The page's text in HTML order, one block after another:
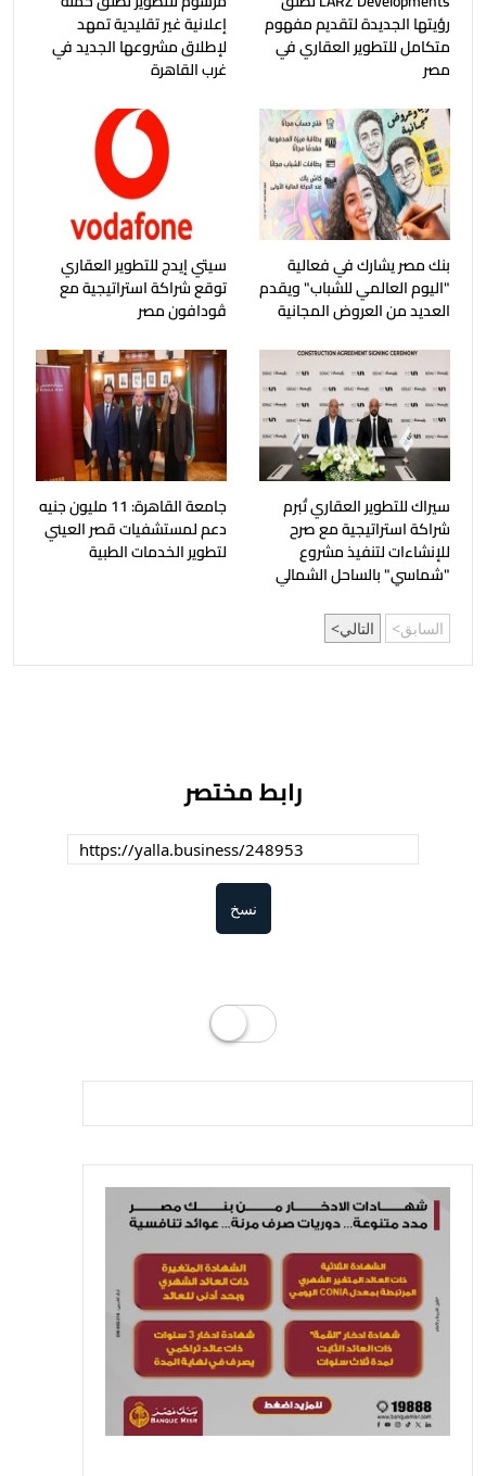
رؤيتها الجديدة لتقديم مفهوم
متكامل للتطوير العقاري في
مصر
إعلانية غير تقليدية تمهد
لإطلاق مشروعها الجديد في
غرب القاهرة
بنك مصر يشارك في فعالية
"اليوم العالمي للشباب" ويقدم
العديد من العروض المجانية
سيتي إيدج للتطوير العقاري
توقع شراكة استراتيجية مع
ڤودافون مصر
سيراك للتطوير العقاري تُبرم
شراكة استراتيجية مع صرح
للإنشاءات لتنفيذ مشروع
"شماسي" بالساحل الشمالي
جامعة القاهرة: 11 مليون جنيه
دعم لمستشفيات قصر العيني
لتطوير الخدمات الطبية
السابق التالي
رابط مختصر
نسخ